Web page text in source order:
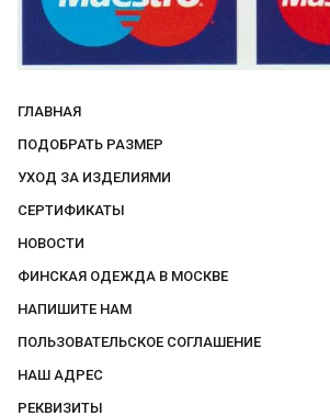
ГЛАВНАЯ
ПОДОБРАТЬ РАЗМЕР
УХОД ЗА ИЗДЕЛИЯМИ
СЕРТИФИКАТЫ
НОВОСТИ
ФИНСКАЯ ОДЕЖДА В МОСКВЕ
НАПИШИТЕ НАМ
ПОЛЬЗОВАТЕЛЬСКОЕ СОГЛАШЕНИЕ
НАШ АДРЕС
РЕКВИЗИТЫ